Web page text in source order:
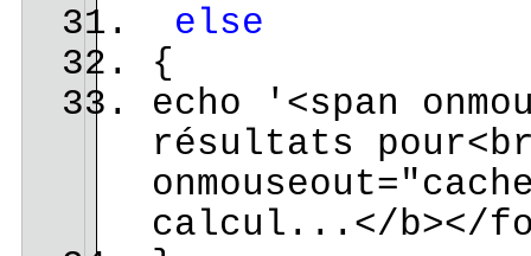
else
{
echo '<span
résultats
calcul...</b></